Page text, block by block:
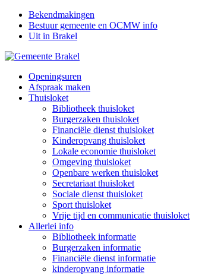
Bekendmakingen
Bestuur gemeente en OCMW info
Uit in Brakel
Openingsuren
Afspraak maken
Thuisloket
Bibliotheek thuisloket
Burgerzaken thuisloket
Financiële dienst thuisloket
Kinderopvang thuisloket
Lokale economie thuisloket
Omgeving thuisloket
Openbare werken thuisloket
Secretariaat thuisloket
Sociale dienst thuisloket
Sport thuisloket
Vrije tijd en communicatie thuisloket
Allerlei info
Bibliotheek informatie
Burgerzaken informatie
Financiële dienst informatie
kinderopvang informatie